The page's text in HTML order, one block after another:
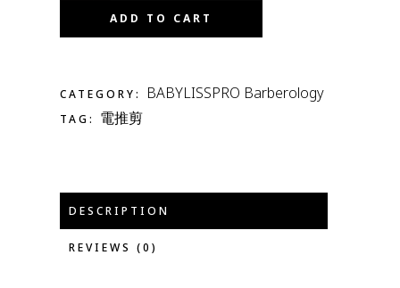
ADD TO CART
CATEGORY: BABYLISSPRO Barberology
TAG: 電推剪
DESCRIPTION
REVIEWS (0)